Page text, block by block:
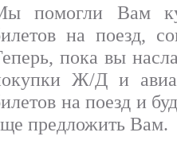
помогли Вам
на поезд,
пока вы
Ж/Д и
на поезд и
предложить Вам.